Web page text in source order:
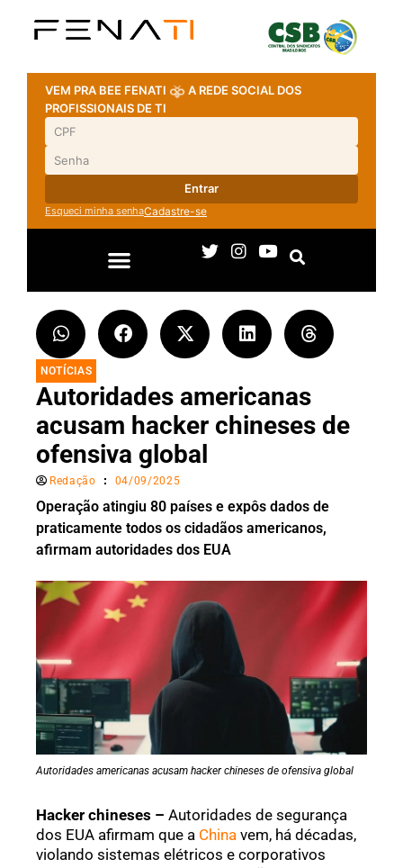
VEM PRA BEE FENATI
A REDE SOCIAL DOS
PROFISSIONAIS DE TI
Entrar
Esqueci minha senhaCadastre-se
NOTÍCIAS
Autoridades americanas
acusam hacker chineses de
ofensiva global
Redação 04/09/2025
Operação atingiu 80 países e expôs dados de
praticamente todos os cidadãos americanos,
afirmam autoridades dos EUA
Autoridades americanas acusam hacker chineses de ofensiva global
Hacker chineses – Autoridades de segurança
dos EUA afirmam que a China vem, há décadas,
violando sistemas elétricos e corporativos